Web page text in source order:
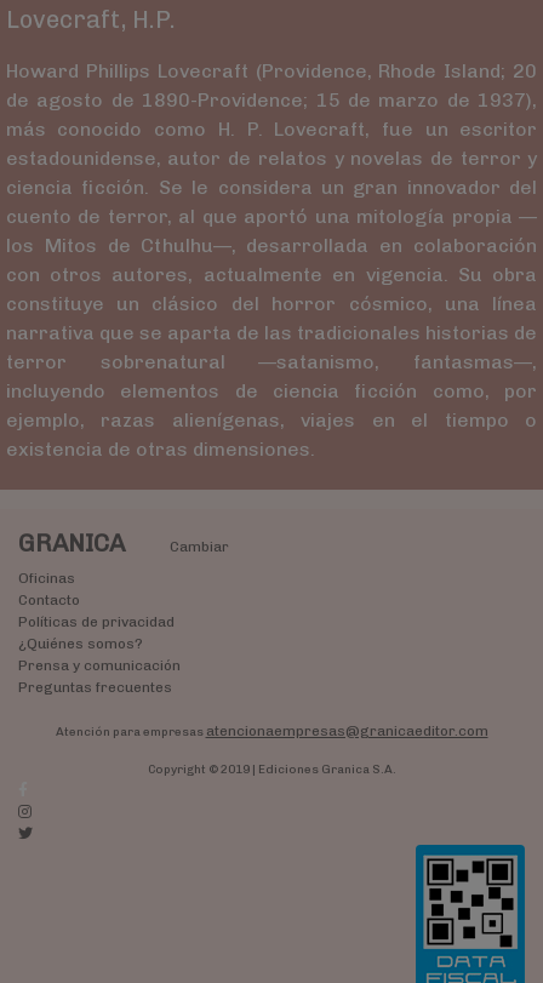
Lovecraft, H.P.
Howard Phillips Lovecraft (Providence, Rhode Island; 20
de agosto de 1890-Providence; 15 de marzo de 1937),​
más conocido como H. P. Lovecraft, fue un escritor
estadounidense, autor de relatos y novelas de terror y
ciencia ficción. Se le considera un gran innovador del
cuento de terror, al que aportó una mitología propia —
los Mitos de Cthulhu—, desarrollada en colaboración
con otros autores, actualmente en vigencia. Su obra
constituye un clásico del horror cósmico, una línea
narrativa que se aparta de las tradicionales historias de
terror sobrenatural —satanismo, fantasmas—,
incluyendo elementos de ciencia ficción como, por
ejemplo, razas alienígenas, viajes en el tiempo o
existencia de otras dimensiones.
GRANICA
Cambiar
Oficinas
Contacto
Políticas de privacidad
¿Quiénes somos?
Prensa y comunicación
Preguntas frecuentes
Atención para empresas atencionaempresas@granicaeditor.com
Copyright © 2019 | Ediciones Granica S.A.